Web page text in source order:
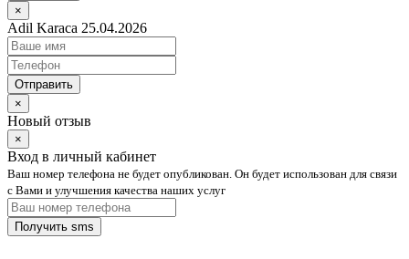
×
Adil Karaca 25.04.2026
Отправить
×
Новый отзыв
×
Вход в личный кабинет
Ваш номер телефона не будет опубликован. Он будет использован для связи
с Вами и улучшения качества наших услуг